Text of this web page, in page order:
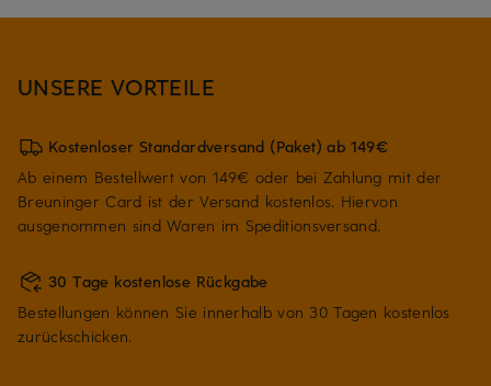
UNSERE VORTEILE
Kostenloser Standardversand (Paket) ab 149€
Ab einem Bestellwert von 149€ oder bei Zahlung mit der
Breuninger Card ist der Versand kostenlos. Hiervon
ausgenommen sind Waren im Speditionsversand.
30 Tage kostenlose Rückgabe
Bestellungen können Sie innerhalb von 30 Tagen kostenlos
zurückschicken.